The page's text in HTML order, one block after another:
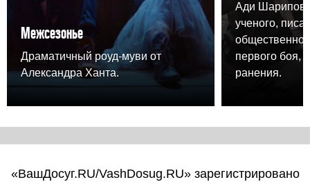
Межсезонье
Драматичный роуд-муви от
Александра Ханта.
Ади
ученого,
первого боя,
ранения.
«ВашДосуг.RU/VashDosug.RU» зарегистрировано